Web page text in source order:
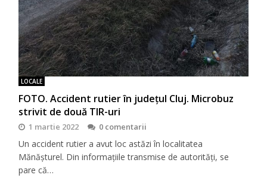
LOCALE
FOTO. Accident rutier în județul Cluj. Microbuz
strivit de două TIR-uri
1 martie 2022 0 comentarii
Un accident rutier a avut loc astăzi în localitatea
Mănășturel. Din informațiile transmise de autorități, se
pare că…